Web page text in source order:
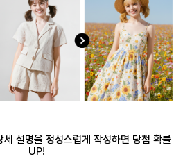
설명을 정성스럽게 작성하면 당첨 확률
UP!